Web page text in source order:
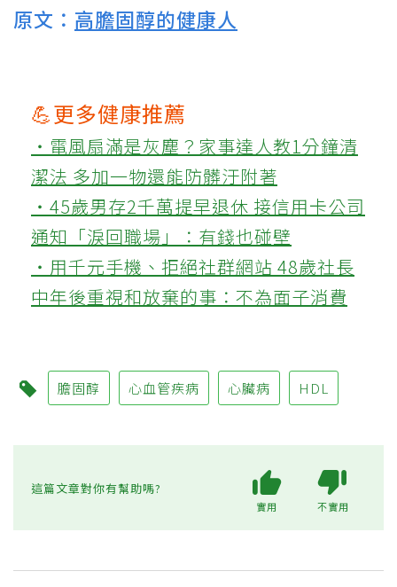
原文： 高膽固醇的健康人
💪更多健康推薦
‧電風扇滿是灰塵？家事達人教1分鐘清
潔法 多加一物還能防髒汙附著
‧45歲男存2千萬提早退休 接信用卡公司
通知「淚回職場」：有錢也碰壁
‧用千元手機、拒絕社群網站 48歲社長
中年後重視和放棄的事：不為面子消費
膽固醇 心血管疾病 心臟病 HDL
這篇文章對你有幫助嗎?
實用 不實用